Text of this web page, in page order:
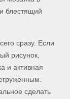
блестящий
сразу. Если
рисунок,
и активная
сделать